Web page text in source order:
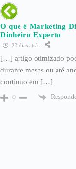
O que é Marketing
Dinheiro Experto
23 dias atrás
[…] artigo otimizado
durante meses ou até
contínuo em […]
0